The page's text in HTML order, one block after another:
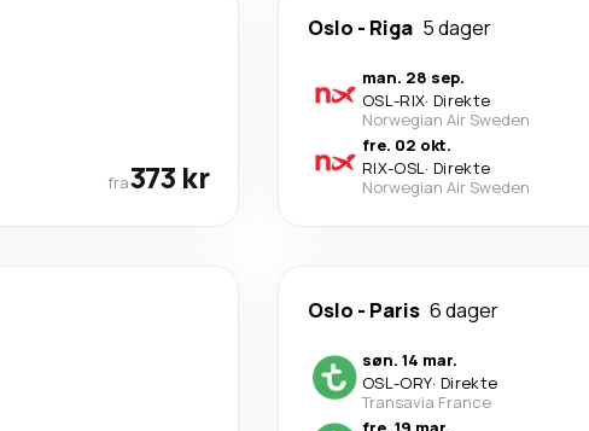
fra373 kr
Oslo - Riga 5 dager
man. 28 sep.
OSL-RIX· Direkte
Norwegian Air Sweden
fre. 02 okt.
RIX-OSL· Direkte
Norwegian Air Sweden
Oslo - Paris 6 dager
søn. 14 mar.
OSL-ORY· Direkte
Transavia France